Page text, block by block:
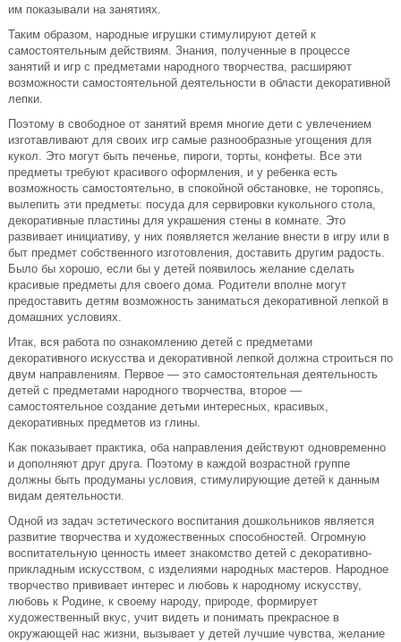
им показывали на занятиях.
Таким образом, народные игрушки стимулируют детей к
самостоятельным действиям. Знания, полученные в процессе
занятий и игр с предметами народного творчества, расширяют
возможности самостоятельной деятельности в области декоративной
лепки.
Поэтому в свободное от занятий время многие дети с увлечением
изготавливают для своих игр самые разнообразные угощения для
кукол. Это могут быть печенье, пироги, торты, конфеты. Все эти
предметы требуют красивого оформления, и у ребенка есть
возможность самостоятельно, в спокойной обстановке, не торопясь,
вылепить эти предметы: посуда для сервировки кукольного стола,
декоративные пластины для украшения стены в комнате. Это
развивает инициативу, у них появляется желание внести в игру или в
быт предмет собственного изготовления, доставить другим радость.
Было бы хорошо, если бы у детей появилось желание сделать
красивые предметы для своего дома. Родители вполне могут
предоставить детям возможность заниматься декоративной лепкой в
домашних условиях.
Итак, вся работа по ознакомлению детей с предметами
декоративного искусства и декоративной лепкой должна строиться по
двум направлениям. Первое — это самостоятельная деятельность
детей с предметами народного творчества, второе —
самостоятельное создание детьми интересных, красивых,
декоративных предметов из глины.
Как показывает практика, оба направления действуют одновременно
и дополняют друг друга. Поэтому в каждой возрастной группе
должны быть продуманы условия, стимулирующие детей к данным
видам деятельности.
Одной из задач эстетического воспитания дошкольников является
развитие творчества и художественных способностей. Огромную
воспитательную ценность имеет знакомство детей с декоративно-
прикладным искусством, с изделиями народных мастеров. Народное
творчество прививает интерес и любовь к народному искусству,
любовь к Родине, к своему народу, природе, формирует
художественный вкус, учит видеть и понимать прекрасное в
окружающей нас жизни, вызывает у детей лучшие чувства, желание